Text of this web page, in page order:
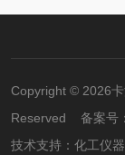
Copyright © 2026
Reserved 备案号：
技术支持： 化工仪